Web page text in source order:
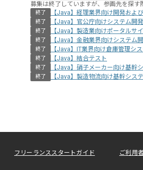
募集は終了していますが、参画先を探す
終了 【Java】経理業界向け開発およ
終了 【Java】官公庁向けシステム開発
終了 【Java】製造業向けポータルサ
終了 【Java】金融業界向けシステム
終了 【Java】IT業界向け倉庫管理シ
終了 【Java】結合テスト
終了 【Java】硝子メーカー向け基幹
終了 【Java】製造物流向け基幹シス
フリーランススタートガイド ご利用